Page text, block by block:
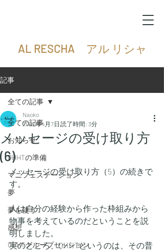
AL RESCHA アル リシャ
記事
全ての記事
お知らせ
QHHTの準備
マニフェステーション
夢
夢を使う
感想
QHHTグループセッション
全ての記事
メッセージの受け取り方
(6)
Naoko
2022年4月7日 読了時間: 3分
メッセージの受け取り方（5）の続きで
す。
人は自分の経験から作った枠組みから
物事を考えているのだということを説
明しました。
実のところ、QHHTというのは、その普